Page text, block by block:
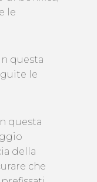
le
questa
le
questa
della
che